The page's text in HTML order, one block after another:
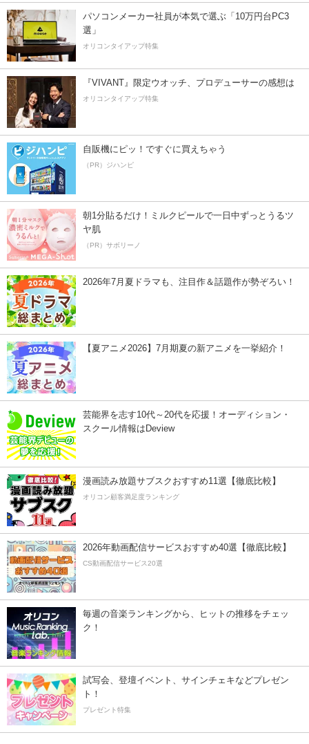
パソコンメーカー社員が本気で選ぶ「10万円台PC3
選」
オリコンタイアップ特集
『VIVANT』限定ウオッチ、プロデューサーの感想は
オリコンタイアップ特集
自販機にピッ！ですぐに買えちゃう
（PR）ジハンピ
朝1分貼るだけ！ミルクピールで一日中ずっとうるツ
ヤ肌
（PR）サボリーノ
2026年7月夏ドラマも、注目作＆話題作が勢ぞろい！
【夏アニメ2026】7月期夏の新アニメを一挙紹介！
芸能界を志す10代～20代を応援！オーディション・
スクール情報はDeview
漫画読み放題サブスクおすすめ11選【徹底比較】
オリコン顧客満足度ランキング
2026年動画配信サービスおすすめ40選【徹底比較】
CS動画配信サービス20選
毎週の音楽ランキングから、ヒットの推移をチェッ
ク！
試写会、登壇イベント、サインチェキなどプレゼン
ト！
プレゼント特集